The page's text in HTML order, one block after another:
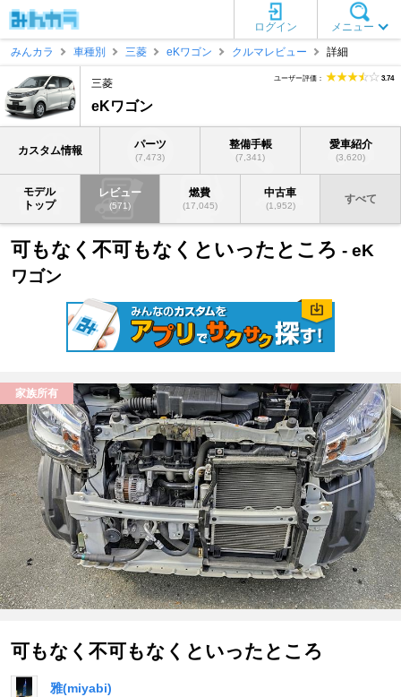
メニュー
ログイン
みんカラ
車種別 三菱 eKワゴン クルマレビュー 詳細
三菱
eKワゴン
ユーザー評価： 3.74
カスタム情報 パーツ
(7,473)
整備手帳
(7,341)
愛車紹介
(3,620)
モデル
トップ
レビュー
(571)
燃費
(17,045)
中古車
(1,952)
すべて
可もなく不可もなくといったところ - eK
ワゴン
家族所有
可もなく不可もなくといったところ
雅(miyabi)